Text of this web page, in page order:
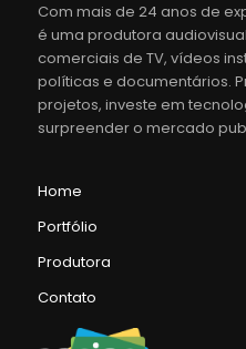
Com mais de 24 anos de
é uma produtora
comerciais de TV, vídeos
políticas e documentários.
projetos, investe em
surpreender o mercado
Home
Portfólio
Produtora
Contato